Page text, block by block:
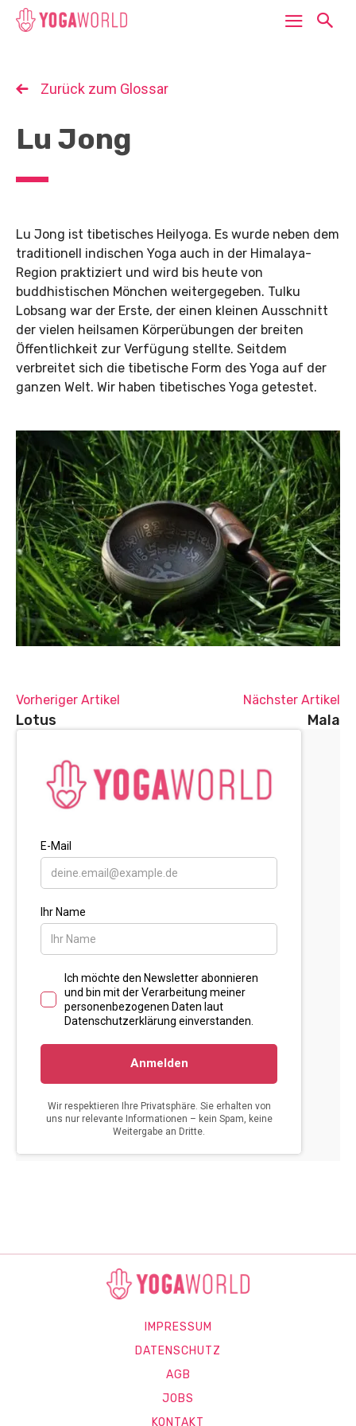
Zurück zum Glossar
Lu Jong
Lu Jong ist tibetisches Heilyoga. Es wurde neben dem
traditionell indischen Yoga auch in der Himalaya-
Region praktiziert und wird bis heute von
buddhistischen Mönchen weitergegeben. Tulku
Lobsang war der Erste, der einen kleinen Ausschnitt
der vielen heilsamen Körperübungen der breiten
Öffentlichkeit zur Verfügung stellte. Seitdem
verbreitet sich die tibetische Form des Yoga auf der
ganzen Welt. Wir haben tibetisches Yoga getestet.
Vorheriger Artikel
Lotus
Nächster Artikel
Mala
IMPRESSUM
DATENSCHUTZ
AGB
JOBS
KONTAKT